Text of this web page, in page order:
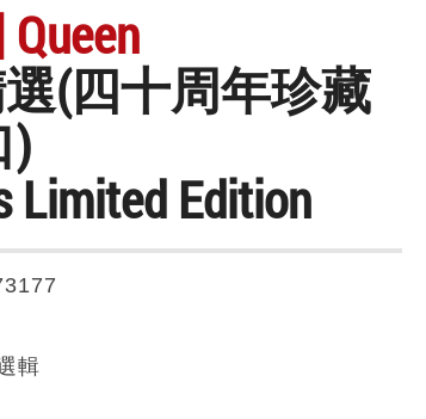
(四十周年珍藏
)
Limited Edition
輯